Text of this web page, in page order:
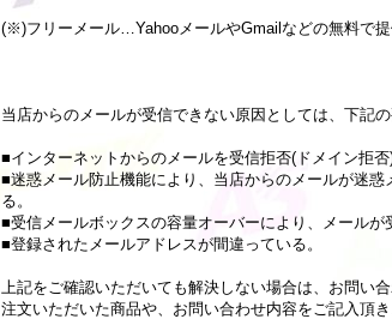
(※)フリーメール…YahooメールやGmailなどの無料で提
当店からのメールが受信できない原因としては、下記の
■インターネットからのメールを受信拒否(ドメイン拒否
■迷惑メール防止機能により、当店からのメールが迷
る。
■受信メールボックスの容量オーバーにより、メールが
■登録されたメールアドレスが間違っている。
上記をご確認いただいても解決しない場合は、お問い
注文いただいた商品や、お問い合わせ内容をご記入頂